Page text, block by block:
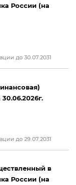
России (на
до 30.07.2031
до 29.07.2031
в
России (на